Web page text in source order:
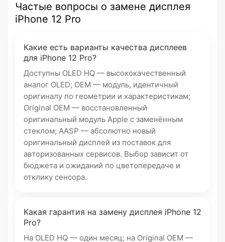
Частые вопросы о замене дисплея
iPhone 12 Pro
Какие есть варианты качества дисплеев
для iPhone 12 Pro?
Доступны OLED HQ — высококачественный
аналог OLED; OEM — модуль, идентичный
оригиналу по геометрии и характеристикам;
Original OEM — восстановленный
оригинальный модуль Apple с заменённым
стеклом; AASP — абсолютно новый
оригинальный дисплей из поставок для
авторизованных сервисов. Выбор зависит от
бюджета и ожиданий по цветопередаче и
отклику сенсора.
Какая гарантия на замену дисплея iPhone 12
Pro?
На OLED HQ — один месяц; на Original OEM —